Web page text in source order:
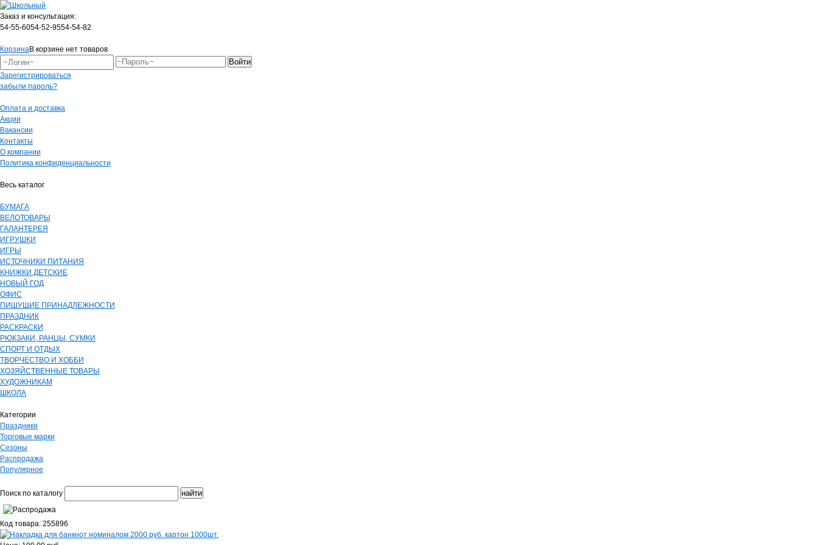
Заказ и консультация:
54-55-6054-52-9554-54-82
КорзинаВ корзине нет товаров
Зарегистрироваться
забыли пароль?
Оплата и доставка
Акции
Вакансии
Контакты
О компании
Политика конфиденциальности
Весь каталог
БУМАГА
ВЕЛОТОВАРЫ
ГАЛАНТЕРЕЯ
ИГРУШКИ
ИГРЫ
ИСТОЧНИКИ ПИТАНИЯ
КНИЖКИ ДЕТСКИЕ
НОВЫЙ ГОД
ОФИС
ПИШУЩИЕ ПРИНАДЛЕЖНОСТИ
ПРАЗДНИК
РАСКРАСКИ
РЮКЗАКИ, РАНЦЫ, СУМКИ
СПОРТ И ОТДЫХ
ТВОРЧЕСТВО И ХОББИ
ХОЗЯЙСТВЕННЫЕ ТОВАРЫ
ХУДОЖНИКАМ
ШКОЛА
Категории
Праздники
Торговые марки
Сезоны
Распродажа
Популярное
Поиск по каталогу
Код товара: 255896